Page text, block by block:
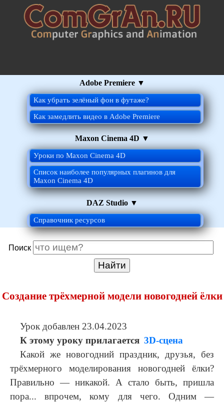
Adobe Premiere ▼
Как убрать зелёный фон в футаже?
Как замедлить видео в Adobe Premiere
Maxon Cinema 4D ▼
Уроки по Maxon Cinema 4D
Список наиболее популярных плагинов для
Maxon Cinema 4D
DAZ Studio ▼
Справочник ресурсов
Поиск
Найти
Создание трёхмерной модели новогодней ёлки
Урок добавлен 23.04.2023
К этому уроку прилагается 3D-сцена
Какой же новогодний праздник, друзья, без
трёхмерного моделирования новогодней ёлки?
Правильно — никакой. А стало быть, пришла
пора... впрочем, кому для чего. Одним —